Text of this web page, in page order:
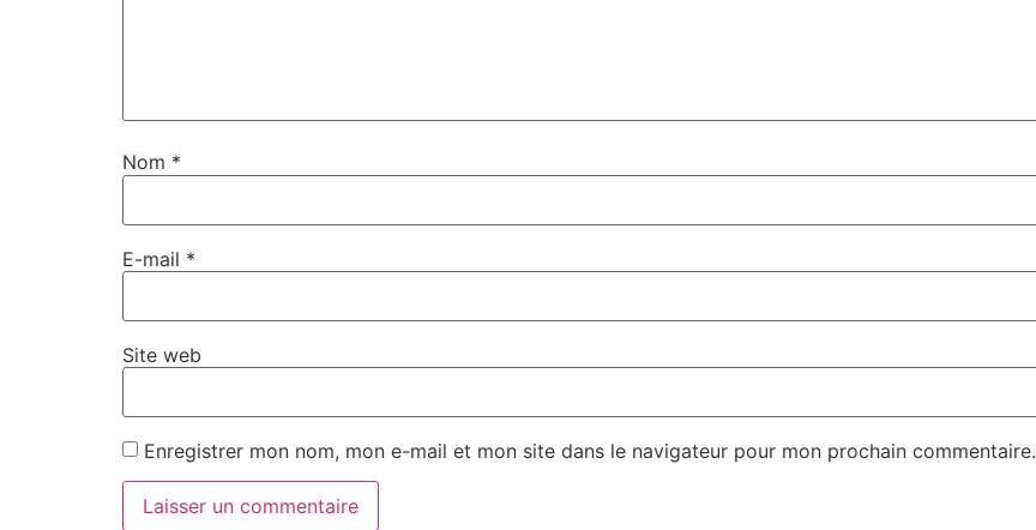
Nom *
E-mail *
Site web
Enregistrer mon nom, mon e-mail et mon site dans le navigateur pour mon prochain commentaire.